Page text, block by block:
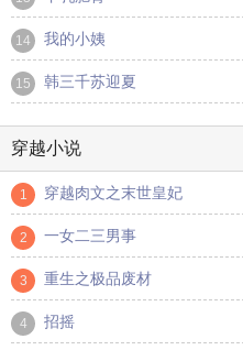
14 我的小姨
15 韩三千苏迎夏
穿越小说
1 穿越肉文之末世皇妃
2 一女二三男事
3 重生之极品废材
4 招摇